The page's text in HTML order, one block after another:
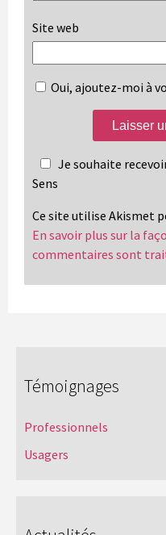
Site web
Oui, ajoutez-moi à
Je souhaite
Sens
Ce site utilise Akismet
En savoir plus sur la
commentaires sont
Témoignages
Professionnels
Usagers